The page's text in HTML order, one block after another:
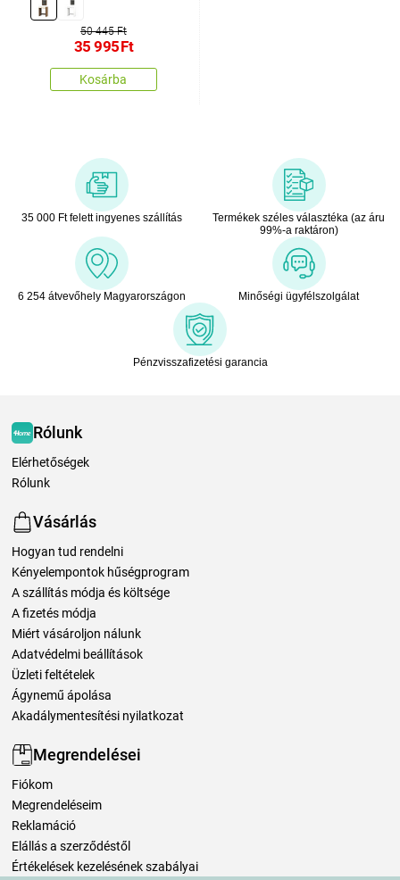
50 445 Ft
35 995Ft
Kosárba
35 000 Ft felett ingyenes szállítás
Termékek széles választéka (az áru
99%-a raktáron)
6 254 átvevőhely Magyarországon Minőségi ügyfélszolgálat
Pénzvisszafizetési garancia
Rólunk
Elérhetőségek
Rólunk
Vásárlás
Hogyan tud rendelni
Kényelempontok hűségprogram
A szállítás módja és költsége
A fizetés módja
Miért vásároljon nálunk
Adatvédelmi beállítások
Üzleti feltételek
Ágynemű ápolása
Akadálymentesítési nyilatkozat
Megrendelései
Fiókom
Megrendeléseim
Reklamáció
Elállás a szerződéstől
Értékelések kezelésének szabályai